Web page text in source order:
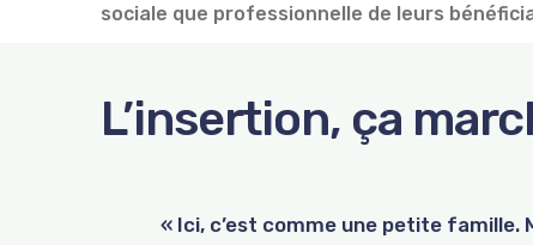
sociale que professionnelle de leurs
L’insertion, ça
« Ici, c’est comme une petite famille.
À la recherche d’un emploi depuis
L’entreprise d’insertion Trusquin